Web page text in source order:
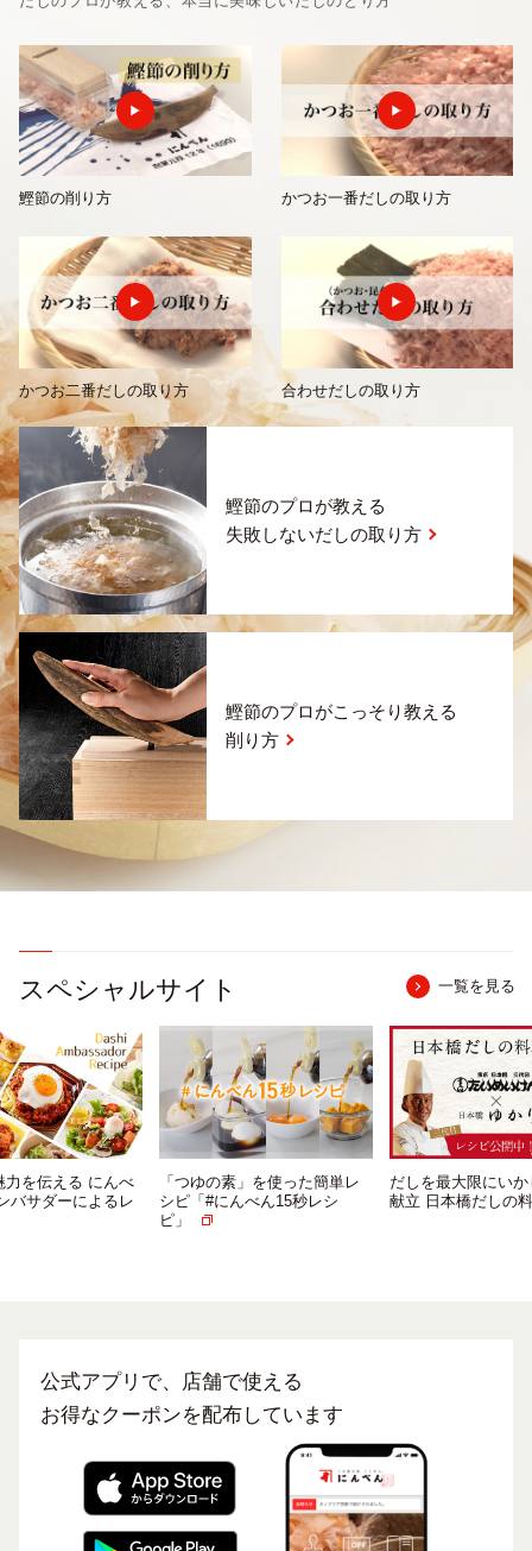
鰹節の削り方 かつお一番だしの取り方
かつお二番だしの取り方 合わせだしの取り方
鰹節のプロが教える
失敗しないだしの取り方
鰹節のプロがこっそり教える
削り方
スペシャルサイト
力を伝える にんべ
バサダーによるレ
「つゆの素」を使った簡単レ
シピ「#にんべん15秒レシ
ピ」
だしを最大限にい
献立 日本橋だしの
一覧を見る
公式アプリで、店舗で使える
お得なクーポンを配布しています